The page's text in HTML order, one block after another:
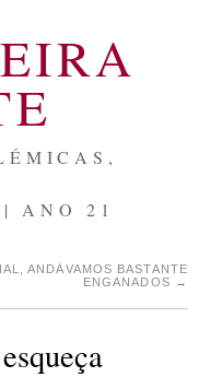
ANO 21
ANDÁVAMOS BASTANTE
ENGANADOS →